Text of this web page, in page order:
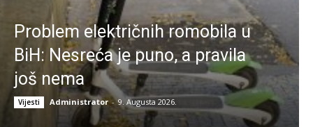
Problem električnih romobila u
BiH: Nesreća je puno, a pravila
još nema
Vijesti Administrator - 9. Augusta 2026.